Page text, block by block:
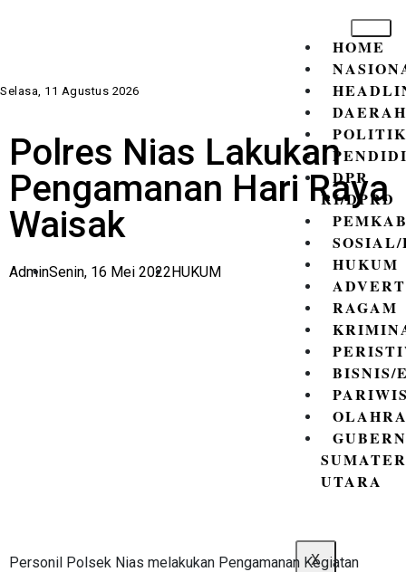
Selasa, 11 Agustus 2026
HOME
DAERAH
POLITIK
DPR
RI/DPRD
HUKUM
RAGAM
BISNIS/
UTARA
X
Polres Nias Lakukan
Pengamanan Hari Raya
Waisak
AdminSenin, 16 Mei 2022 HUKUM
Personil Polsek Nias melakukan Pengamanan Kegiatan